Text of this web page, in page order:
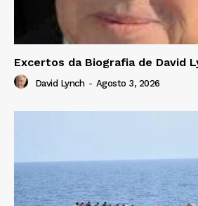
Excertos da Biografia de David
David Lynch - Agosto 3, 2026